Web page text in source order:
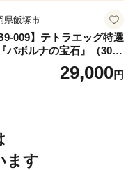
県飯塚市
009】テトラエッグ特選
バボルナの宝石』（30
月）【3カ月定期便】
29,000円
ます